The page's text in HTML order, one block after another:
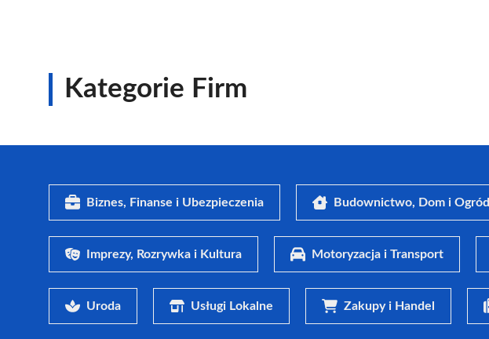
Kategorie Firm
Biznes, Finanse i Ubezpieczenia Budownictwo, Dom i Ogród
Imprezy, Rozrywka i Kultura Motoryzacja i Transport
Uroda Usługi Lokalne Zakupy i Handel